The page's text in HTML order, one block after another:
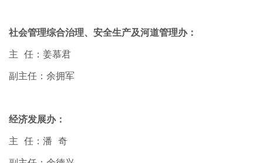
社会管理综合治理、安全生产及河道管理办：
主 任：姜慕君
副主任：余拥军
经济发展办：
主 任：潘 奇